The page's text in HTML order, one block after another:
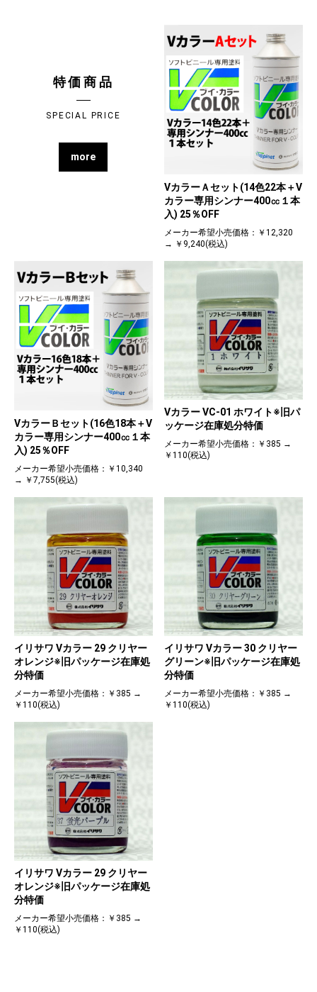
特価商品
SPECIAL PRICE
more
VカラーＡセット(14色22本＋V
カラー専用シンナー400㏄１本
入) 25％OFF
メーカー希望小売価格：￥12,320
→ ￥9,240(税込)
VカラーＢセット(16色18本＋V
カラー専用シンナー400㏄１本
入) 25％OFF
メーカー希望小売価格：￥10,340
→ ￥7,755(税込)
Vカラー VC-01 ホワイト※旧パ
ッケージ在庫処分特価
メーカー希望小売価格：￥385 →
￥110(税込)
イリサワ Vカラー 29 クリヤー
オレンジ※旧パッケージ在庫処
分特価
メーカー希望小売価格：￥385 →
￥110(税込)
イリサワ Vカラー 30 クリヤー
グリーン※旧パッケージ在庫処
分特価
メーカー希望小売価格：￥385 →
￥110(税込)
イリサワ Vカラー 29 クリヤー
オレンジ※旧パッケージ在庫処
分特価
メーカー希望小売価格：￥385 →
￥110(税込)